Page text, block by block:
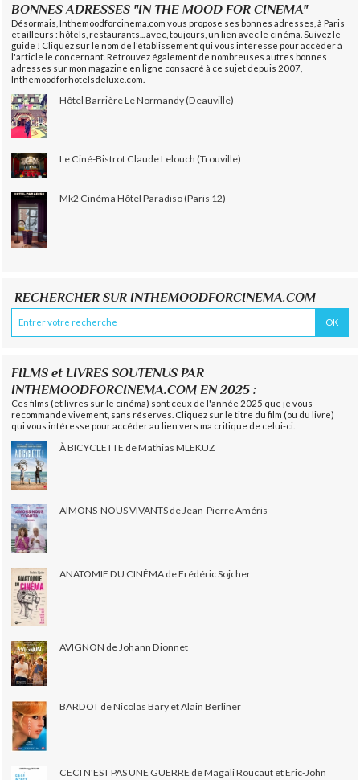
BONNES ADRESSES "IN THE MOOD FOR CINEMA"
Désormais, Inthemoodforcinema.com vous propose ses bonnes adresses, à Paris
et ailleurs : hôtels, restaurants... avec, toujours, un lien avec le cinéma. Suivez le
guide ! Cliquez sur le nom de l'établissement qui vous intéresse pour accéder à
l'article le concernant. Retrouvez également de nombreuses autres bonnes
adresses sur mon magazine en ligne consacré à ce sujet depuis 2007,
Inthemoodforhotelsdeluxe.com.
Hôtel Barrière Le Normandy (Deauville)
Le Ciné-Bistrot Claude Lelouch (Trouville)
Mk2 Cinéma Hôtel Paradiso (Paris 12)
RECHERCHER SUR INTHEMOODFORCINEMA.COM
FILMS et LIVRES SOUTENUS PAR
INTHEMOODFORCINEMA.COM EN 2025 :
Ces films (et livres sur le cinéma) sont ceux de l'année 2025 que je vous
recommande vivement, sans réserves. Cliquez sur le titre du film (ou du livre)
qui vous intéresse pour accéder au lien vers ma critique de celui-ci.
À BICYCLETTE de Mathias MLEKUZ
AIMONS-NOUS VIVANTS de Jean-Pierre Améris
ANATOMIE DU CINÉMA de Frédéric Sojcher
AVIGNON de Johann Dionnet
BARDOT de Nicolas Bary et Alain Berliner
CECI N'EST PAS UNE GUERRE de Magali Roucaut et Eric-John